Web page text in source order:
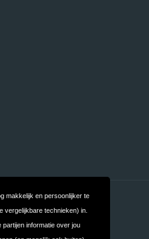
makkelijk en persoonlijker te
vergelijkbare technieken) in.
informatie over jou
Over ons